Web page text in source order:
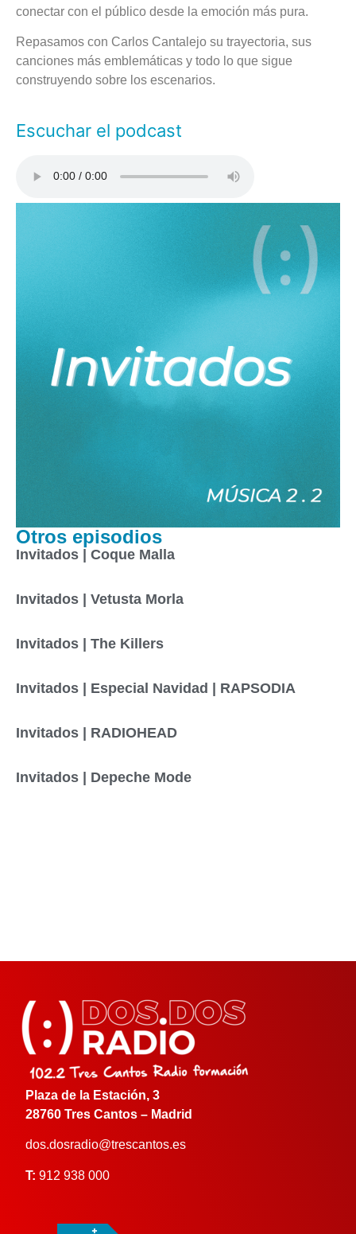
conectar con el público desde la emoción más pura.
Repasamos con Carlos Cantalejo su trayectoria, sus
canciones más emblemáticas y todo lo que sigue
construyendo sobre los escenarios.
Escuchar el podcast
Otros episodios
Invitados | Coque Malla
Invitados | Vetusta Morla
Invitados | The Killers
Invitados | Especial Navidad | RAPSODIA
Invitados | RADIOHEAD
Invitados | Depeche Mode
Plaza de la Estación, 3
28760 Tres Cantos – Madrid
dos.dosradio@trescantos.es
T: 912 938 000